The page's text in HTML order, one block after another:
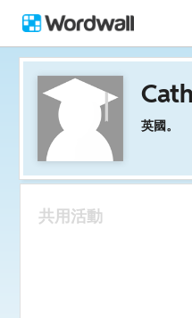
英國。
共用活動